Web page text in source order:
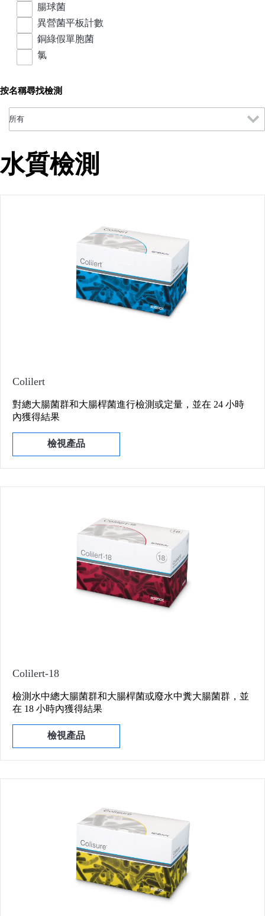
腸球菌
異營菌平板計數
銅綠假單胞菌
氯
按名稱尋找檢測
水質檢測
Colilert
對總大腸菌群和大腸桿菌進行檢測或定量，並在 24 小時
內獲得結果
檢視產品
Colilert-18
檢測水中總大腸菌群和大腸桿菌或廢水中糞大腸菌群，並
在 18 小時內獲得結果
檢視產品